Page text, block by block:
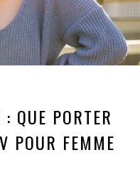
QUE PORTER
POUR FEMME